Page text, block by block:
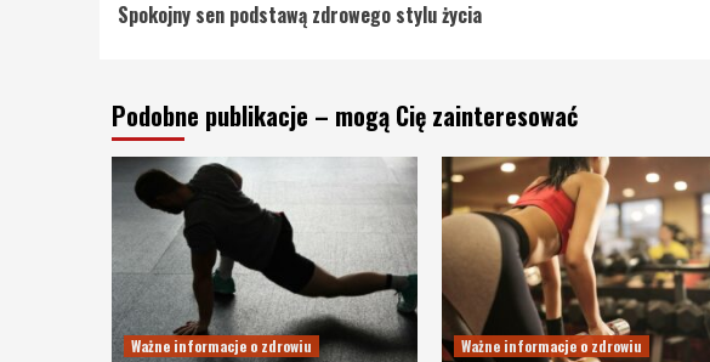
Reading
Spokojny sen podstawą zdrowego stylu życia
Podobne publikacje – mogą Cię zainteresować
Ważne informacje o zdrowiu Ważne informacje o zdrowiu